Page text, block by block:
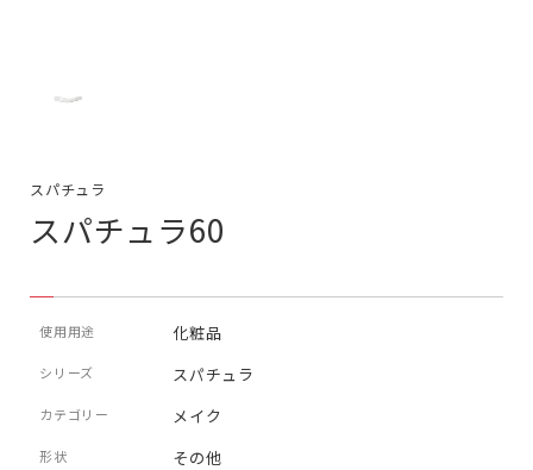
スパチュラ
スパチュラ60
使用用途 化粧品
シリーズ スパチュラ
カテゴリー メイク
形状 その他